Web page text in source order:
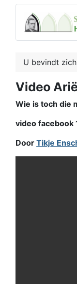
U bevindt
Video
Wie is toch die
video facebook
Door Tikje